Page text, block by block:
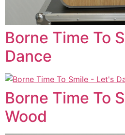
Borne Time To
Dance
Borne Time To
Wood